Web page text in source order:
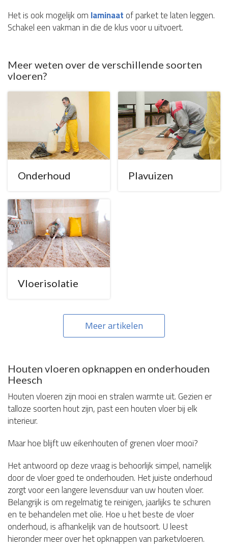
Het is ook mogelijk om laminaat of parket te laten leggen.
Schakel een vakman in die de klus voor u uitvoert.
Meer weten over de verschillende soorten
vloeren?
Onderhoud Plavuizen
Vloerisolatie
Meer artikelen
Houten vloeren opknappen en onderhouden
Heesch
Houten vloeren zijn mooi en stralen warmte uit. Gezien er
talloze soorten hout zijn, past een houten vloer bij elk
interieur.
Maar hoe blijft uw eikenhouten of grenen vloer mooi?
Het antwoord op deze vraag is behoorlijk simpel, namelijk
door de vloer goed te onderhouden. Het juiste onderhoud
zorgt voor een langere levensduur van uw houten vloer.
Belangrijk is om regelmatig te reinigen, jaarlijks te schuren
en te behandelen met olie. Hoe u het beste de vloer
onderhoud, is afhankelijk van de houtsoort. U leest
hieronder meer over het opknappen van parketvloeren.